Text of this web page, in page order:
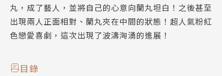
丸，成了藝人，並將自己的心意向蘭丸坦白！之後甚至
出現兩人正面相對、蘭丸夾在中間的狀態！超人氣粉紅
色戀愛喜劇，這次出現了波濤洶湧的進展！
目錄